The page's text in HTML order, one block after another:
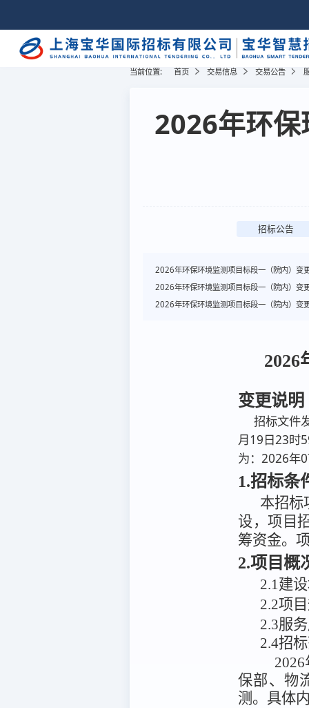
当前位置: 首页 交易信息 交易公告
2026年环
招标公告
2026年环保环境监测项目标段一（院内）变
2026年环保环境监测项目标段一（院内）变
2026年环保环境监测项目标段一（院内）变
2026
变更说明
招标文件
月19日23时
为：2026年
1.招标条
本招标
设，项目
筹资金。
2.项目概
2.1建
2.2项
2.3服
2.4招
保部、物
测。具体